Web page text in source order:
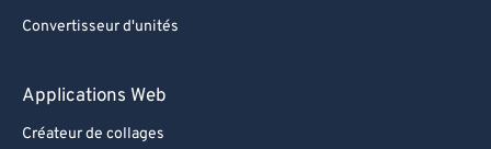
Convertisseur d'unités
Applications Web
Créateur de collages